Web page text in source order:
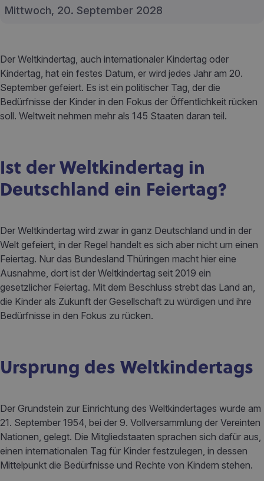
Mittwoch, 20. September 2028
Der Weltkindertag, auch internationaler Kindertag oder
Kindertag, hat ein festes Datum, er wird jedes Jahr am 20.
September gefeiert. Es ist ein politischer Tag, der die
Bedürfnisse der Kinder in den Fokus der Öffentlichkeit rücken
soll. Weltweit nehmen mehr als 145 Staaten daran teil.
Ist der Weltkindertag in
Deutschland ein Feiertag?
Der Weltkindertag wird zwar in ganz Deutschland und in der
Welt gefeiert, in der Regel handelt es sich aber nicht um einen
Feiertag. Nur das Bundesland Thüringen macht hier eine
Ausnahme, dort ist der Weltkindertag seit 2019 ein
gesetzlicher Feiertag. Mit dem Beschluss strebt das Land an,
die Kinder als Zukunft der Gesellschaft zu würdigen und ihre
Bedürfnisse in den Fokus zu rücken.
Ursprung des Weltkindertags
Der Grundstein zur Einrichtung des Weltkindertages wurde am
21. September 1954, bei der 9. Vollversammlung der Vereinten
Nationen, gelegt. Die Mitgliedstaaten sprachen sich dafür aus,
einen internationalen Tag für Kinder festzulegen, in dessen
Mittelpunkt die Bedürfnisse und Rechte von Kindern stehen.